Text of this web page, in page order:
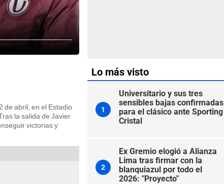
de abril, en el Estadio
la salida de Javier
victorias y
Lo más visto
1
Universitario y sus tres
sensibles bajas confirmadas
para el clásico ante Sporting
Cristal
2
Ex Gremio elogió a Alianza
Lima tras firmar con la
blanquiazul por todo el
2026: "Proyecto"